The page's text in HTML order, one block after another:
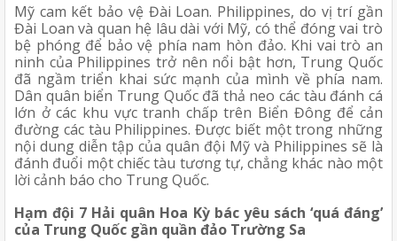
Mỹ cam kết bảo vệ Đài Loan. Philippines, do vị trí gần
Đài Loan và quan hệ lâu dài với Mỹ, có thể đóng vai trò
bệ phóng để bảo vệ phía nam hòn đảo. Khi vai trò an
ninh của Philippines trở nên nổi bật hơn, Trung Quốc
đã ngầm triển khai sức mạnh của mình về phía nam.
Dân quân biển Trung Quốc đã thả neo các tàu đánh cá
lớn ở các khu vực tranh chấp trên Biển Đông để cản
đường các tàu Philippines. Được biết một trong những
nội dung diễn tập của quân đội Mỹ và Philippines sẽ là
đánh đuổi một chiếc tàu tương tự, chẳng khác nào một
lời cảnh báo cho Trung Quốc.
Hạm đội 7 Hải quân Hoa Kỳ bác yêu sách ‘quá đáng’
của Trung Quốc gần quần đảo Trường Sa